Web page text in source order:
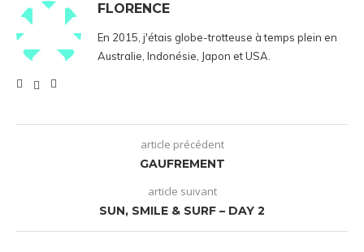
FLORENCE
En 2015, j'étais globe-trotteuse à temps plein en
Australie, Indonésie, Japon et USA.
article précédent
GAUFREMENT
article suivant
SUN, SMILE & SURF – DAY 2